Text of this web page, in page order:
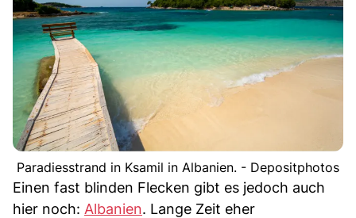
Paradiesstrand in Ksamil in Albanien. - Depositphotos
Einen fast blinden Flecken gibt es jedoch auch
hier noch: Albanien. Lange Zeit eher